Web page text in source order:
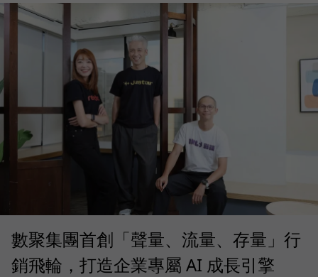
數聚集團首創「聲量、流量、存量」行
銷飛輪，打造企業專屬 AI 成長引擎